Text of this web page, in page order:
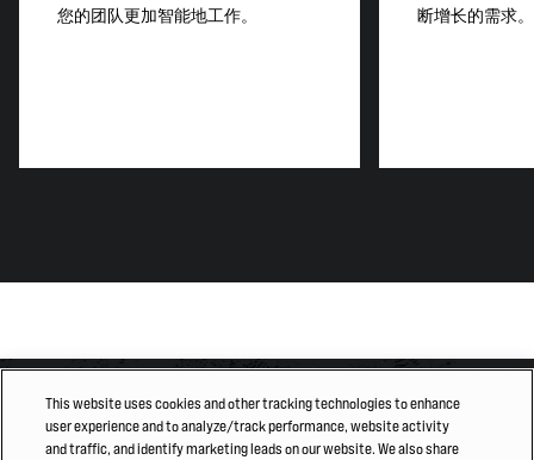
您的团队更加智能地工作。
断增长的需求。
This website uses cookies and other tracking technologies to enhance
user experience and to analyze/track performance, website activity
and traffic, and identify marketing leads on our website. We also share